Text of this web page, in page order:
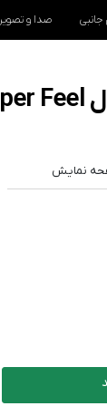
جانبی صدا و تصویر
نمایش